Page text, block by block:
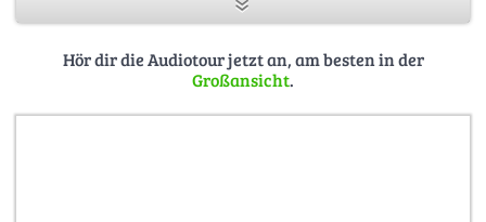
des Alltages oder wegen schwerer Schicksalsschläge
Hör dir die Audiotour jetzt an, am besten in der
Großansicht.